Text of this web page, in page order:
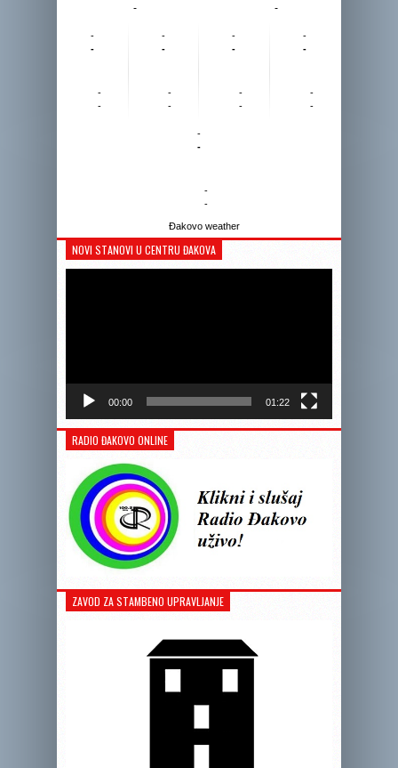
-
-
-
-
-
-
-
-
-
-
-
-
-
-
-
-
-
-
-
-
-
-
Đakovo weather
NOVI STANOVI U CENTRU ĐAKOVA
00:00 01:22
RADIO ĐAKOVO ONLINE
ZAVOD ZA STAMBENO UPRAVLJANJE